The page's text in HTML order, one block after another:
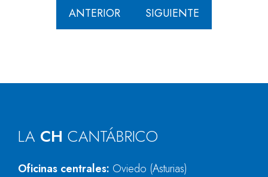
ANTERIOR SIGUIENTE
LA CH CANTÁBRICO
Oficinas centrales: Oviedo (Asturias)